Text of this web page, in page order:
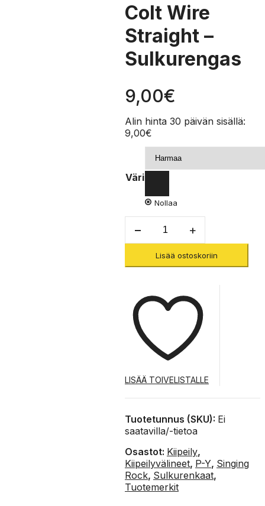
Colt Wire
Straight –
Sulkurengas
9,00€
Alin hinta 30 päivän sisällä:
9,00€
Väri
Nollaa
Wire
Straight
Sulkurengas
Lisää ostoskoriin
LISÄÄ TOIVELISTALLE
Tuotetunnus (SKU): Ei
saatavilla/-tietoa
Osastot: Kiipeily,
Kiipeilyvälineet, P-Y, Singing
Rock, Sulkurenkaat,
Tuotemerkit